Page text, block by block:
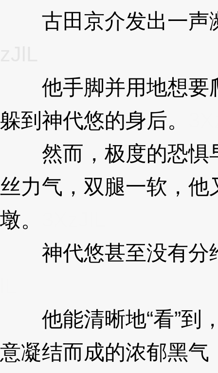
古田京介发出一声
他手脚并用地想要
躲到神代悠的身后。
然而，极度的恐惧
丝力气，双腿一软，
墩。
神代悠甚至没有分
他能清晰地“看”到
意凝结而成的浓郁黑